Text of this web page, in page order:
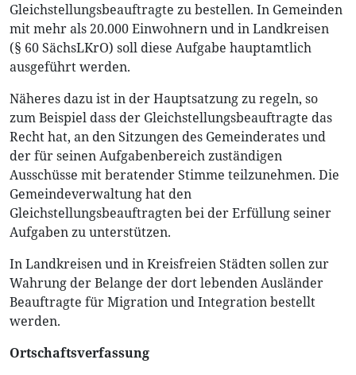
Gleichstellungsbeauftragte zu bestellen. In Gemeinden
mit mehr als 20.000 Einwohnern und in Landkreisen
(§ 60 SächsLKrO) soll diese Aufgabe hauptamtlich
ausgeführt werden.
Näheres dazu ist in der Hauptsatzung zu regeln, so
zum Beispiel dass der Gleichstellungsbeauftragte das
Recht hat, an den Sitzungen des Gemeinderates und
der für seinen Aufgabenbereich zuständigen
Ausschüsse mit beratender Stimme teilzunehmen. Die
Gemeindeverwaltung hat den
Gleichstellungsbeauftragten bei der Erfüllung seiner
Aufgaben zu unterstützen.
In Landkreisen und in Kreisfreien Städten sollen zur
Wahrung der Belange der dort lebenden Ausländer
Beauftragte für Migration und Integration bestellt
werden.
Ortschaftsverfassung